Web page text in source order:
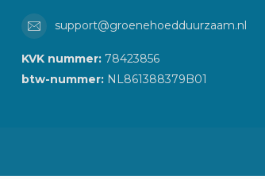
support@groenehoedduurzaam.nl
KVK nummer: 78423856
btw-nummer: NL861388379B01